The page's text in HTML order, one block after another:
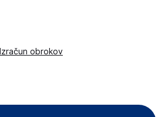
Izračun obrokov